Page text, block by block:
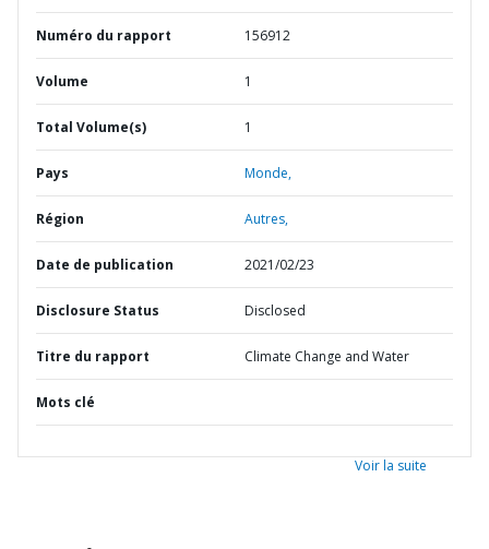
Numéro du rapport 156912
Volume 1
Total Volume(s) 1
Pays Monde,
Région Autres,
Date de publication 2021/02/23
Disclosure Status Disclosed
Titre du rapport Climate Change and Water
Mots clé
Voir la suite